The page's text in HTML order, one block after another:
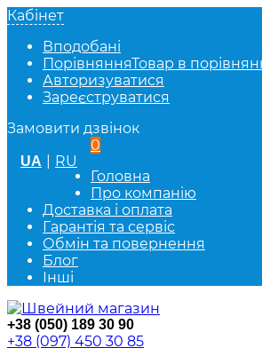
Кабінет
Вподобані
ПорівнянняТовар в
Авторизуватися
Зареєструватися
Замовити дзвінок
UA RU
0
Головна
Про компанію
Доставка і оплата
Гарантія та сервіс
Обмін та повернення
Блог
Інші
+38 (050) 189 30 90
+38 (097) 450 30 85